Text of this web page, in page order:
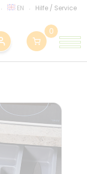
EN Hilfe / Service
0